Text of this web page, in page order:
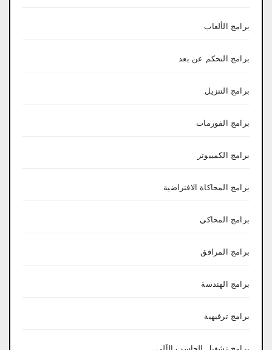
برامج الألعاب
برامج التحكم عن بعد
برامج التنزيل
برامج الفورمات
برامج الكمبيوتر
برامج المحاكاة الافتراضية
برامج المحاكي
برامج المرافق
برامج الهندسة
برامج ترفيهية